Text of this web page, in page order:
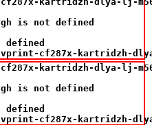
is not defined
defined
cf287x-kartridzh-
kartridzh-dlya-lj-m506dn-
is not defined
defined
cf287x-kartridzh-